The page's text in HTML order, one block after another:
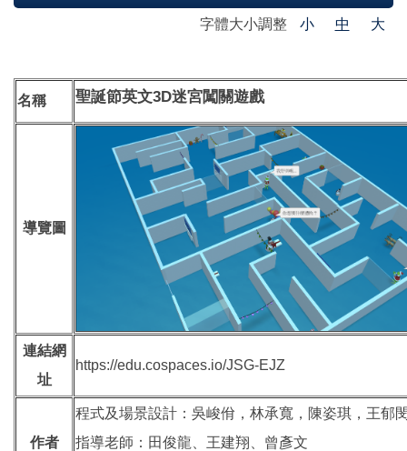
字體大小調整 小 中 大
名稱 聖誕節英文3D迷宮闖關遊戲
導覽圖
連結網
址
https://edu.cospaces.io/JSG-EJZ
作者
程式及場景設計：吳峻佾，林承寬，陳姿琪，王郁
指導老師：田俊龍、王建翔、曾彥文